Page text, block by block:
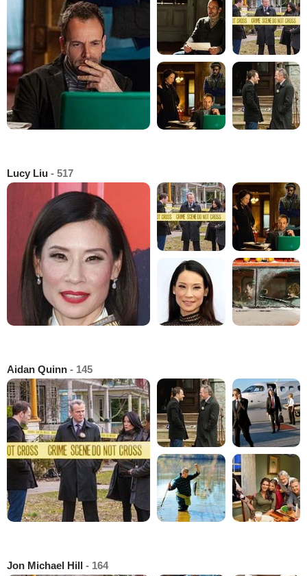
Lucy Liu - 517
Aidan Quinn - 145
Jon Michael Hill - 164